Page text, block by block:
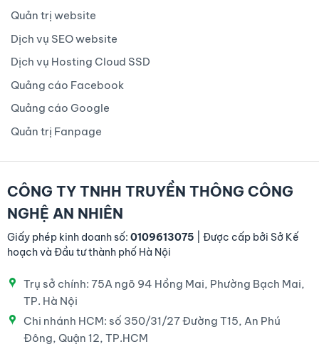
Quản trị website
Dịch vụ SEO website
Dịch vụ Hosting Cloud SSD
Quảng cáo Facebook
Quảng cáo Google
Quản trị Fanpage
CÔNG TY TNHH TRUYỀN THÔNG CÔNG
NGHỆ AN NHIÊN
Giấy phép kinh doanh số: 0109613075 | Được cấp bởi Sở Kế
hoạch và Đầu tư thành phố Hà Nội
Trụ sở chính: 75A ngõ 94 Hồng Mai, Phường Bạch Mai,
TP. Hà Nội
Chi nhánh HCM: số 350/31/27 Đường T15, An Phú
Đông, Quận 12, TP.HCM